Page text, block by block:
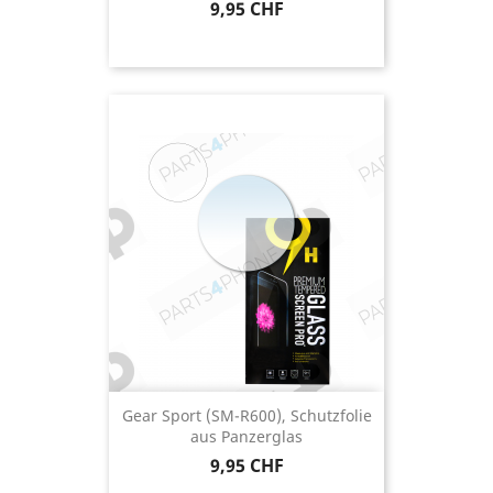
Preis
9,95 CHF
Gear Sport (SM-R600), Schutzfolie
aus Panzerglas
Preis
9,95 CHF